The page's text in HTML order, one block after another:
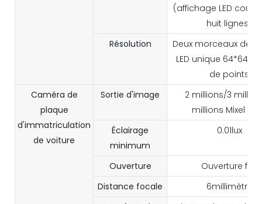
(affichage LED
huit lignes)
Résolution
Deux morceaux de
LED unique 64*64
de points
Caméra de
plaque
d'immatriculation
de voiture
Sortie d'image
2 millions/3
millions Mixel
Éclairage
minimum
0.01lux
Ouverture
Ouverture fixe
Distance focale
6millimètre